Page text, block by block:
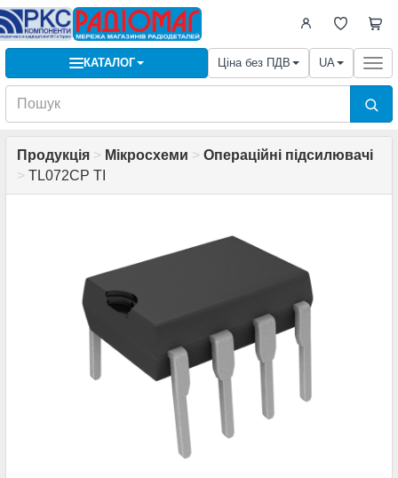
КАТАЛОГ Ціна без ПДВ UA
Продукція > Мікросхеми > Операційні підсилювачі
> TL072CP TI